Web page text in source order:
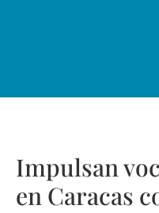
Impulsan
en Caracas